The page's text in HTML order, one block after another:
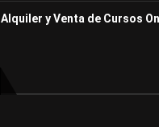
Alquiler y Venta de Cursos